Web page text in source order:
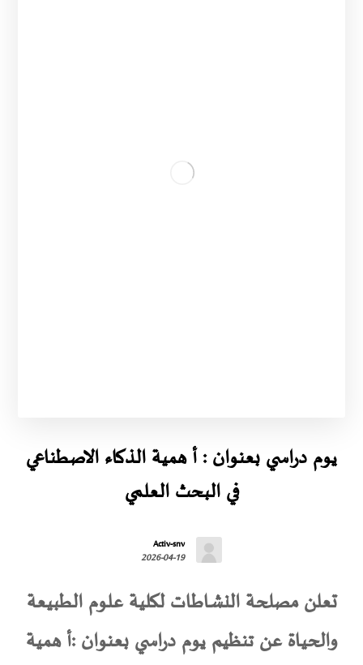
يوم دراسي بعنوان : أ همية الذكاء الاصطناعي
في البحث العلمي
Activ-snv
2026-04-19
تعلن مصلحة النشاطات لكلية علوم الطبيعة
والحياة عن تنظيم يوم دراسي بعنوان :أ همية